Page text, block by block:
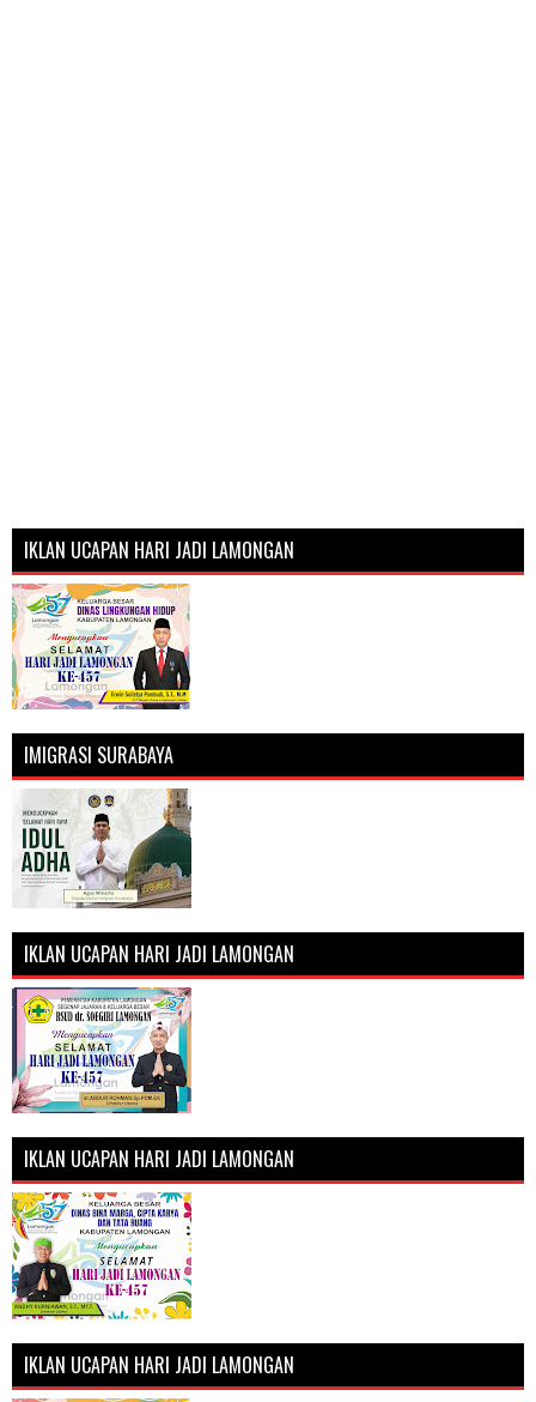
IKLAN UCAPAN HARI JADI LAMONGAN
IMIGRASI SURABAYA
IKLAN UCAPAN HARI JADI LAMONGAN
IKLAN UCAPAN HARI JADI LAMONGAN
IKLAN UCAPAN HARI JADI LAMONGAN